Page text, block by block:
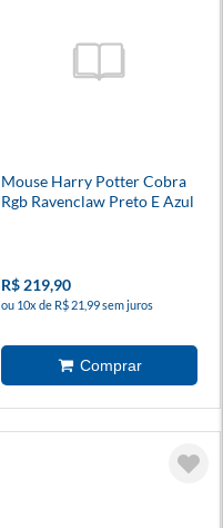
Mouse Harry Potter Cobra
Rgb Ravenclaw Preto E Azul
R$ 219,90
ou 10x de R$ 21,99 sem juros